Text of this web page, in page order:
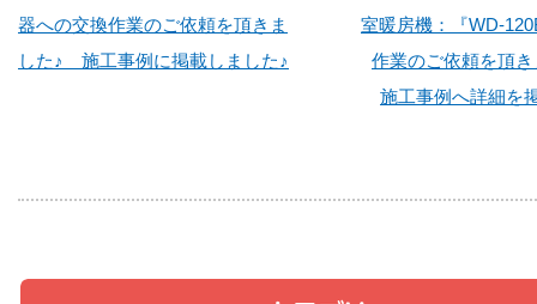
器への交換作業のご依頼を頂きま
した♪ 施工事例に掲載しました♪
室暖房機：『WD-
作業のご依頼を頂
施工事例へ詳細を